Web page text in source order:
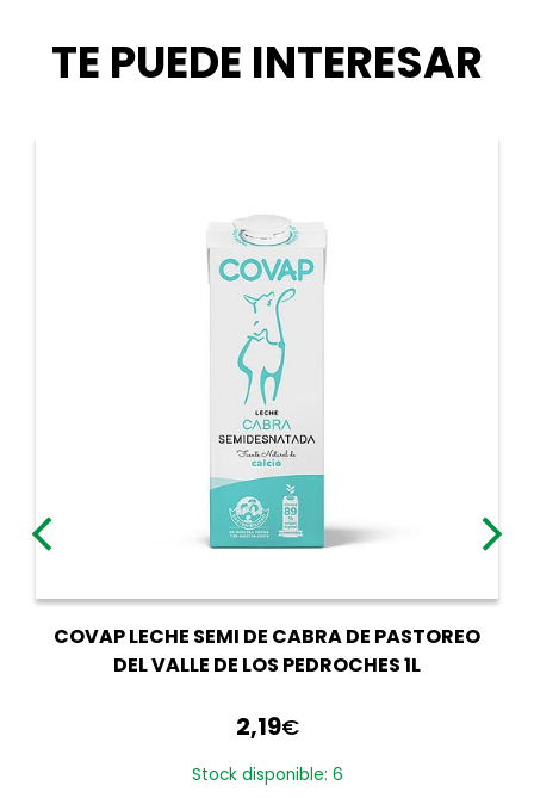
TE PUEDE INTERESAR
COVAP LECHE SEMI DE CABRA DE PASTOREO
DEL VALLE DE LOS PEDROCHES 1L
2,19€
Stock disponible: 6